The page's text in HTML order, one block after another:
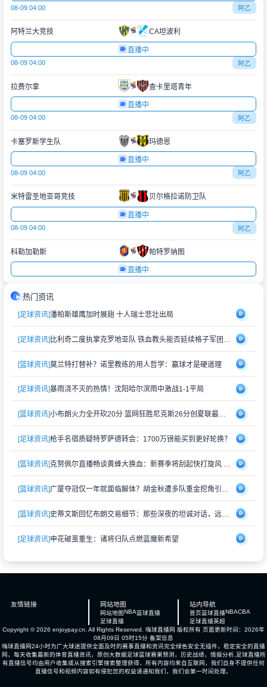
08-09 04:00 阿乙
阿特兰大竞技 CA坦波利
直播中
08-09 04:00 阿乙
拉费尔拿 查卡里塔青年
直播中
08-09 04:00 阿乙
卡塞罗斯学生队 玛德恩
直播中
08-09 04:00 阿乙
米特雷圣地亚哥竞技 贝尔格拉诺防卫队
直播中
08-09 04:00 阿乙
科勒加勒斯 帕特罗纳图
直播中
热门资讯
[足球资讯]潘帕斯雄鹰加时展翅 十人瑞士悲壮出局
[足球资讯]
[篮球资讯]莫兰特打替补？诺里教练的用人哲学：赢球才是硬道理
[足球资讯]暴雨浇不灭的热情！沈阳哈尔滨雨中激战1-1平局
[篮球资讯] 小布朗火力全开砍20分 篮网狂胜尼克斯26分创夏联最大分差
[足球资讯]枪手名宿质疑特罗萨德转会：1700万镑能买到更好轮换？
[篮球资讯] 克努佩尔直播畅谈黄蜂大换血：新赛季将刮起快打旋风 射手群蓄势待发
[篮球资讯] 广厦夺冠仅一年就面临解体？胡金秋遭多队重金挖角引猜测
[篮球资讯] 史蒂文斯回忆布朗交易细节：那些深夜的坦诚对话，远比想象中复杂
[足球资讯]申花破茧重生：诸将归队点燃蓝魔新希望
友情链接 网站地图
网站地图 NBA篮球直播
足球直播
站内导航
首页篮球直播NBACBA
足球直播英超
Copyright © 2026 enjoypay.cn. All Rights Reserved. 嗨球直播网 版权所有 页面更新时间：2026年
08月09日 05时15分 备案信息
嗨球直播网24小时为广大球迷提供全面及时的赛事直播和资讯完全绿色安全无插件，稳定安全的直播
网，每天收集最新的体育直播资讯，原创大数据足球篮球赛果预测，历史战绩，情报分析,足球直播所
有直播信号均由用户收集或从搜索引擎搜索整理获得，所有内容均来自互联网，我们自身不提供任何
直播信号和视频内容如有侵犯您的权益请通知我们，我们会第一时间处理。